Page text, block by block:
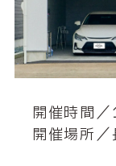
開催時間
開催場所